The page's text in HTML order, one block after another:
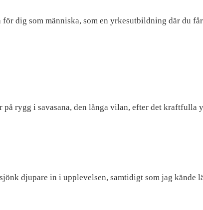
dig som människa, som en yrkesutbildning där du
rygg i savasana, den långa vilan, efter det kraftfulla
djupare in i upplevelsen, samtidigt som jag kände